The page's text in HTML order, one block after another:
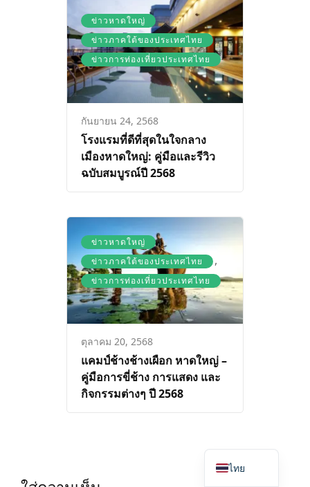
ข่าวหาดใหญ่ ,
ข่าวภาคใต้ของประเทศไทย ,
ข่าวการท่องเที่ยวประเทศไทย
กันยายน 24, 2568
โรงแรมที่ดีที่สุดในใจกลาง
เมืองหาดใหญ่: คู่มือและรีวิว
ฉบับสมบูรณ์ปี 2568
ข่าวหาดใหญ่ ,
ข่าวภาคใต้ของประเทศไทย ,
ข่าวการท่องเที่ยวประเทศไทย
ตุลาคม 20, 2568
แคมป์ช้างช้างเผือก หาดใหญ่ –
คู่มือการขี่ช้าง การแสดง และ
กิจกรรมต่างๆ ปี 2568
ไทย